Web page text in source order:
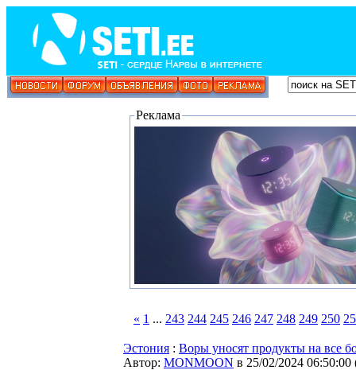
Реклама
« 1 ... 243 244 245 246 247 248 249 250
Эстония : Воры уносят продукты на все
Автор: MONMOON в 25/02/2024 06:50:00